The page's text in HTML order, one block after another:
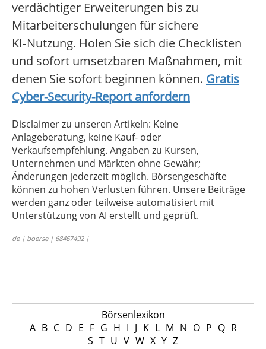
verdächtiger Erweiterungen bis zu
Mitarbeiterschulungen für sichere
KI‑Nutzung. Holen Sie sich die Checklisten
und sofort umsetzbaren Maßnahmen, mit
denen Sie sofort beginnen können. Gratis
Cyber-Security-Report anfordern
Disclaimer zu unseren Artikeln: Keine
Anlageberatung, keine Kauf- oder
Verkaufsempfehlung. Angaben zu Kursen,
Unternehmen und Märkten ohne Gewähr;
Änderungen jederzeit möglich. Börsengeschäfte
können zu hohen Verlusten führen. Unsere Beiträge
werden ganz oder teilweise automatisiert mit
Unterstützung von AI erstellt und geprüft.
de | boerse | 68467492 |
Börsenlexikon
A B C D E F G H I J K L M N O P Q R
S T U V W X Y Z